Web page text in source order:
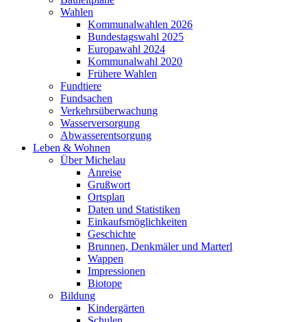
Wahlen
Kommunalwahlen 2026
Bundestagswahl 2025
Europawahl 2024
Kommunalwahl 2020
Frühere Wahlen
Fundtiere
Fundsachen
Verkehrsüberwachung
Wasserversorgung
Abwasserentsorgung
Leben & Wohnen
Über Michelau
Anreise
Grußwort
Ortsplan
Daten und Statistiken
Einkaufsmöglichkeiten
Geschichte
Brunnen, Denkmäler und Marterl
Wappen
Impressionen
Biotope
Bildung
Kindergärten